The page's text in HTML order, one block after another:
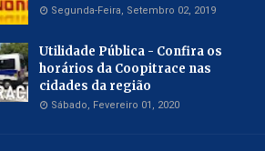
Segunda-Feira, Setembro 02, 2019
Utilidade Pública - Confira os
horários da Coopitrace nas
cidades da região
Sábado, Fevereiro 01, 2020